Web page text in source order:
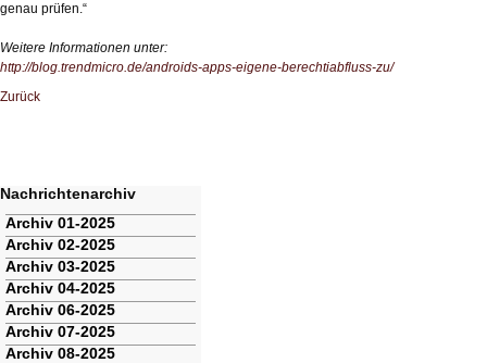
genau prüfen.“
Weitere Informationen unter:
http://blog.trendmicro.de/androids-apps-eigene-berechtiabfluss-zu/
Zurück
Nachrichtenarchiv
Navigation
überspringen
Archiv 01-2025
Archiv 02-2025
Archiv 03-2025
Archiv 04-2025
Archiv 06-2025
Archiv 07-2025
Archiv 08-2025